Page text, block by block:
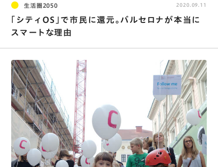
生活圏2050
「シティOS」で市民に還元。バルセロナが本当に
スマートな理由
2020.09.11